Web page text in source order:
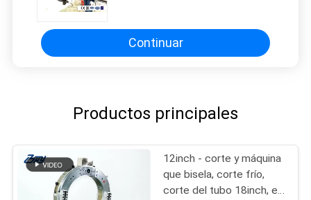
Continuar
Productos principales
12inch - corte y máquina
que bisela, corte frío,
corte del tubo 18inch, el